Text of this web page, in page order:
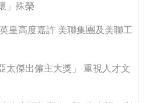
」殊榮
皇高度嘉許 美聯集團及美聯工
太傑出僱主大獎」 重視人才文